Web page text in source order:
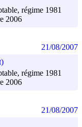
régime 1981
2006
régime 1981
2006
21/08/2007
21/08/2007